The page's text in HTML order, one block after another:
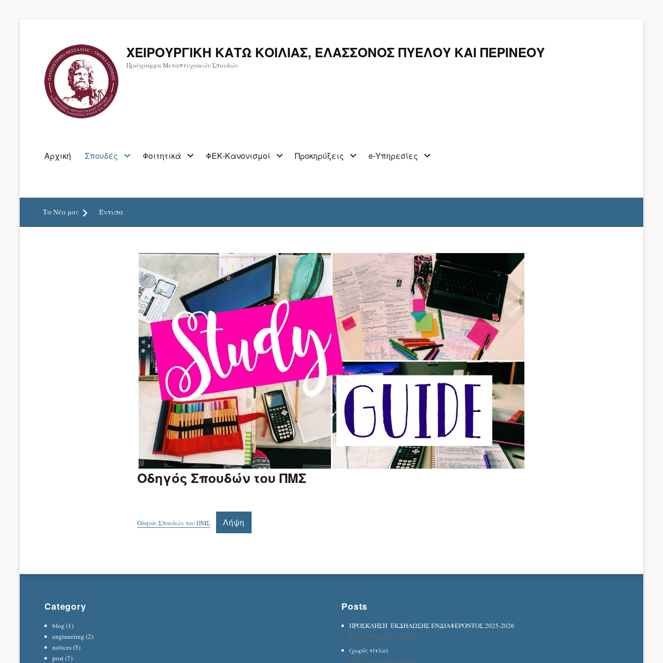
ΧΕΙΡΟΥΡΓΙΚΗ ΚΑΤΩ ΚΟΙΛΙΑΣ, ΕΛΑΣΣΟΝΟΣ ΠΥΕΛΟΥ ΚΑΙ ΠΕΡΙΝΕΟΥ
Πρόγραμμα Μεταπτυχιακών Σπουδών
Primary
Αρχική Σπουδές Φοιτητικά ΦΕΚ-Κανονισμοί Προκηρύξεις e-Υπηρεσίες
Τα Νέα μας Έντυπα
Οδηγός Σπουδών του ΠΜΣ
Οδηγός Σπουδών του ΠΜΣ Λήψη
Category
blog (1)
engineering (2)
notices(5)
post(7)
Posts
ΠΡΟΣΚΛΗΣΗ ΕΚΔΗΛΩΣΗΣ ΕΝΔΙΑΦΕΡΟΝΤΟΣ 2025-2026
21 Σεπτεμβρίου 2025
(χωρίς τίτλο)
23 Σεπτεμβρίου 2024